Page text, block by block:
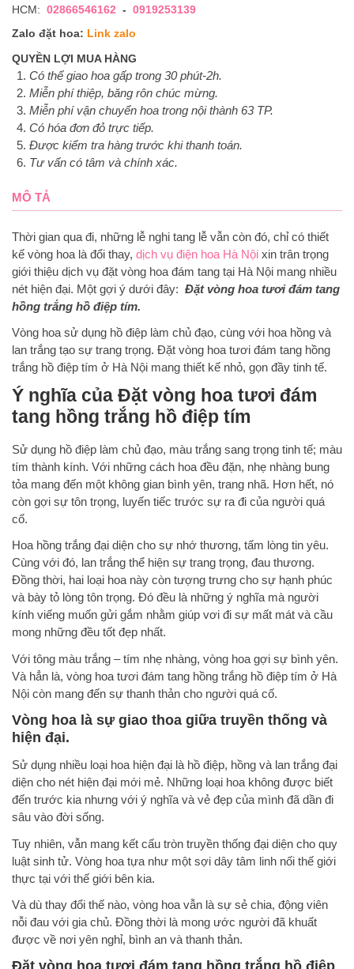
HCM: 02866546162 - 0919253139
Zalo đặt hoa: Link zalo
QUYỀN LỢI MUA HÀNG
Có thể giao hoa gấp trong 30 phút-2h.
Miễn phí thiệp, băng rôn chúc mừng.
Miễn phí vận chuyển hoa trong nội thành 63 TP.
Có hóa đơn đỏ trực tiếp.
Được kiểm tra hàng trước khi thanh toán.
Tư vấn có tâm và chính xác.
MÔ TẢ
Thời gian qua đi, những lễ nghi tang lễ vẫn còn đó, chỉ có thiết
kế vòng hoa là đổi thay, dịch vụ điện hoa Hà Nội xin trân trọng
giới thiệu dịch vụ đặt vòng hoa đám tang tại Hà Nội mang nhiều
nét hiện đại. Một gợi ý dưới đây: Đặt vòng hoa tươi đám tang
hồng trắng hồ điệp tím.
Vòng hoa sử dụng hồ điệp làm chủ đạo, cùng với hoa hồng và
lan trắng tạo sự trang trọng. Đặt vòng hoa tươi đám tang hồng
trắng hồ điệp tím ở Hà Nội mang thiết kế nhỏ, gọn đầy tinh tế.
Ý nghĩa của Đặt vòng hoa tươi đám
tang hồng trắng hồ điệp tím
Sử dụng hồ điệp làm chủ đạo, màu trắng sang trọng tinh tế; màu
tím thành kính. Với những cách hoa đều đặn, nhẹ nhàng bung
tỏa mang đến một không gian bình yên, trang nhã. Hơn hết, nó
còn gợi sự tôn trọng, luyến tiếc trước sự ra đi của người quá
cố.
Hoa hồng trắng đại diện cho sự nhớ thương, tấm lòng tin yêu.
Cùng với đó, lan trắng thể hiện sự trang trọng, đau thương.
Đồng thời, hai loại hoa này còn tượng trưng cho sự hạnh phúc
và bày tỏ lòng tôn trọng. Đó đều là những ý nghĩa mà người
kính viếng muốn gửi gắm nhằm giúp vơi đi sự mất mát và cầu
mong những đều tốt đẹp nhất.
Với tông màu trắng – tím nhẹ nhàng, vòng hoa gợi sự bình yên.
Và hẳn là, vòng hoa tươi đám tang hồng trắng hồ điệp tím ở Hà
Nội còn mang đến sự thanh thản cho người quá cố.
Vòng hoa là sự giao thoa giữa truyền thống và
hiện đại.
Sử dụng nhiều loại hoa hiện đại là hồ điệp, hồng và lan trắng đại
diện cho nét hiện đại mới mẻ. Những loại hoa không được biết
đến trước kia nhưng với ý nghĩa và vẻ đẹp của mình đã dần đi
sâu vào đời sống.
Tuy nhiên, vẫn mang kết cấu tròn truyền thống đại diện cho quy
luật sinh tử. Vòng hoa tựa như một sợi dây tâm linh nối thế giới
thực tại với thế giới bên kia.
Và dù thay đổi thế nào, vòng hoa vẫn là sự sẻ chia, động viên
nỗi đau với gia chủ. Đồng thời là mong ước người đã khuất
được về nơi yên nghỉ, bình an và thanh thản.
Đặt vòng hoa tươi đám tang hồng trắng hồ điệp